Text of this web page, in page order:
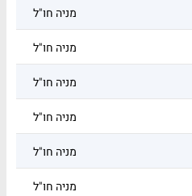
מניה חו"ל
מניה חו"ל
מניה חו"ל
מניה חו"ל
מניה חו"ל
מניה חו"ל